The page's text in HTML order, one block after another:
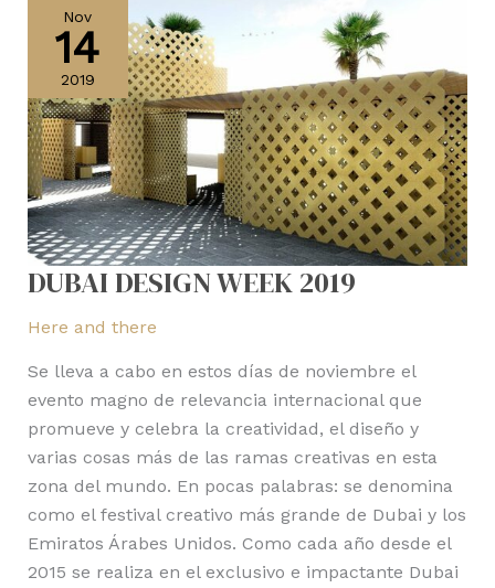
Nov
14
2019
DUBAI DESIGN WEEK 2019
Here and there
Se lleva a cabo en estos días de noviembre el
evento magno de relevancia internacional que
promueve y celebra la creatividad, el diseño y
varias cosas más de las ramas creativas en esta
zona del mundo. En pocas palabras: se denomina
como el festival creativo más grande de Dubai y los
Emiratos Árabes Unidos. Como cada año desde el
2015 se realiza en el exclusivo e impactante Dubai
DESIGN
WEEK
2019